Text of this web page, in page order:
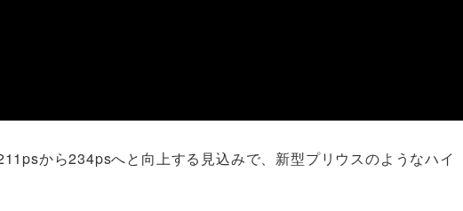
から234psへと向上する見込みで、新型プリウスのようなハイ